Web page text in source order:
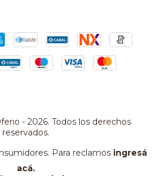
- 2026. Todos los derechos
reservados.
Para reclamos ingresá
acá.